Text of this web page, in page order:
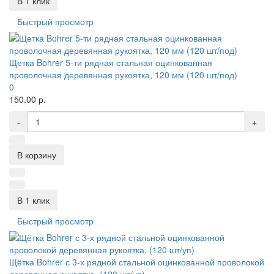
Быстрый просмотр
Щетка Bohrer 5-ти рядная стальная оцинкованная
проволочная деревянная рукоятка, 120 мм (120 шт/под)
0
150.00 р.
-
+
В корзину
В 1 клик
Быстрый просмотр
Щётка Bohrer с 3-х рядной стальной оцинкованной проволокой